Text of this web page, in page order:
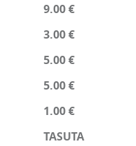
9.00 €
3.00 €
5.00 €
5.00 €
1.00 €
TASUTA